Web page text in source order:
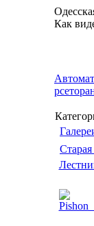
Как